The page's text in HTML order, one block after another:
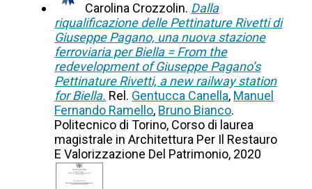
Carolina Crozzolin. Dalla
riqualificazione delle Pettinature Rivetti di
Giuseppe Pagano, una nuova stazione
ferroviaria per Biella = From the
redevelopment of Giuseppe Pagano’s
Pettinature Rivetti, a new railway station
for Biella. Rel. Gentucca Canella, Manuel
Fernando Ramello, Bruno Bianco.
Politecnico di Torino, Corso di laurea
magistrale in Architettura Per Il Restauro
E Valorizzazione Del Patrimonio, 2020